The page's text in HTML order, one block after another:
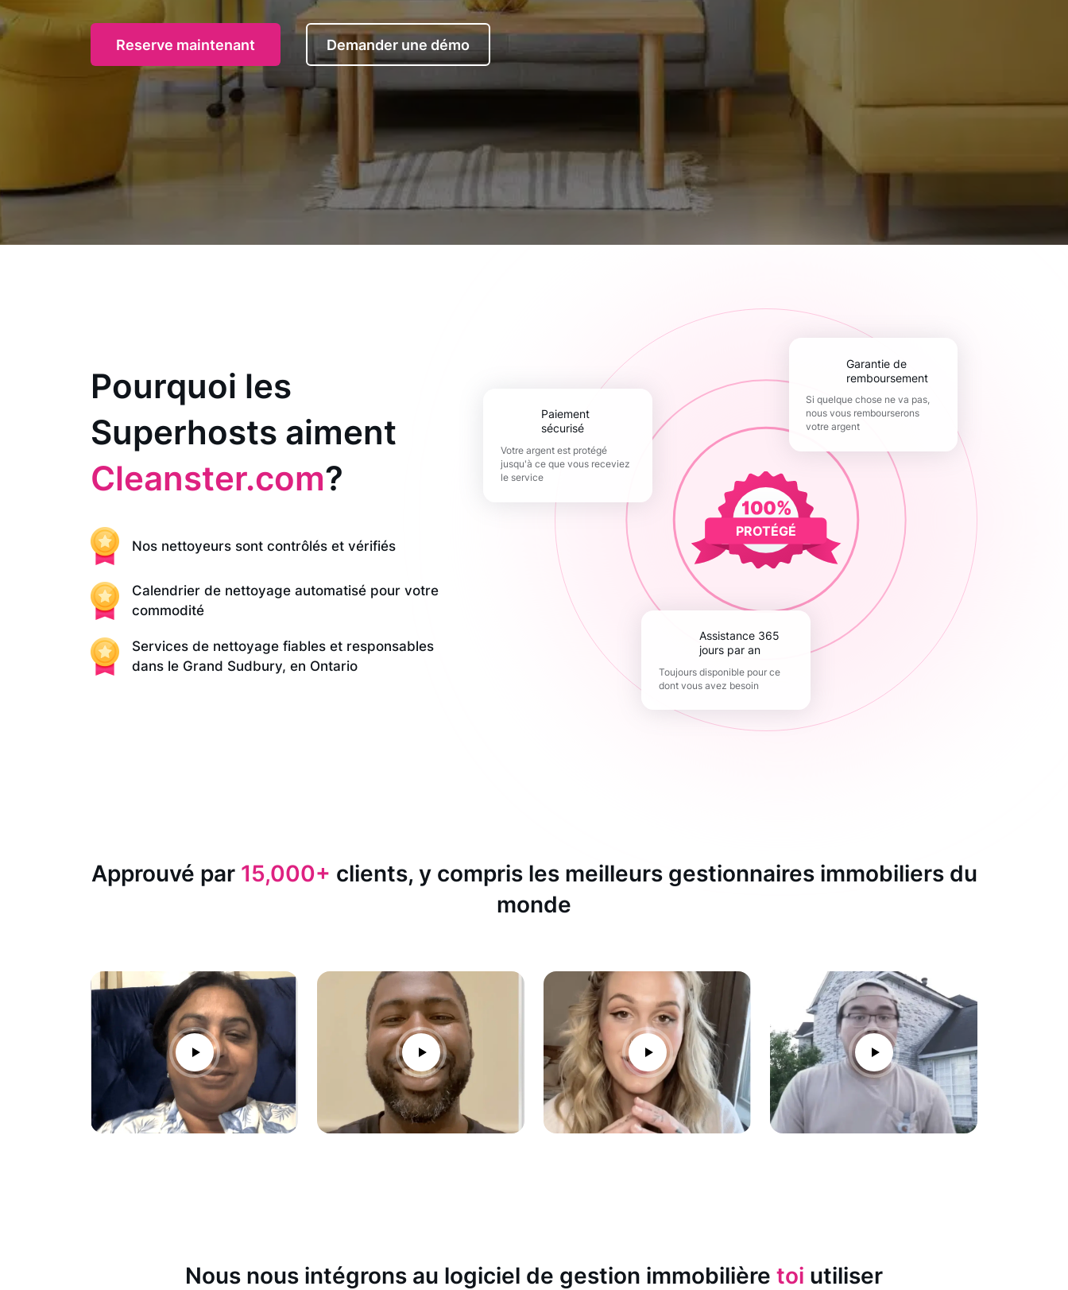
Reserve maintenant Demander une démo
Pourquoi les
Superhosts aiment
Cleanster.com?
Nos nettoyeurs sont contrôlés et vérifiés
Calendrier de nettoyage automatisé pour votre
commodité
Services de nettoyage fiables et responsables
dans le Grand Sudbury, en Ontario
PROTÉGÉ
paiement
sécurisé
Votre argent est protégé
jusqu'à ce que vous receviez
le service
Garantie de
remboursement
Si quelque chose ne va pas,
nous vous rembourserons
votre argent
Assistance 365
jours par an
Toujours disponible pour ce
dont vous avez besoin
Approuvé par 15,000+ clients, y compris les meilleurs gestionnaires immobiliers du
monde
Nous nous intégrons au logiciel de gestion immobilière toi utiliser